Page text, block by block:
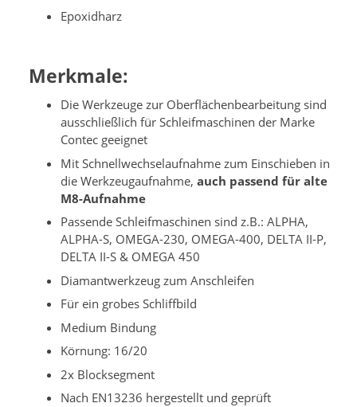
Epoxidharz
Merkmale:
Die Werkzeuge zur Oberflächenbearbeitung sind
ausschließlich für Schleifmaschinen der Marke
Contec geeignet
Mit Schnellwechselaufnahme zum Einschieben in
die Werkzeugaufnahme, auch passend für alte
M8-Aufnahme
Passende Schleifmaschinen sind z.B.: ALPHA,
ALPHA-S, OMEGA-230, OMEGA-400, DELTA II-P,
DELTA II-S & OMEGA 450
Diamantwerkzeug zum Anschleifen
Für ein grobes Schliffbild
Medium Bindung
Körnung: 16/20
2x Blocksegment
Nach EN13236 hergestellt und geprüft